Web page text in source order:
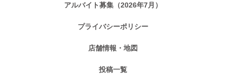
アルバイト募集（2026年7月）
プライバシーポリシー
店舗情報・地図
投稿一覧